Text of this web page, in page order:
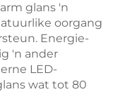
glans 'n
oorgang
Energie-
'n ander
LED-
wat tot 80